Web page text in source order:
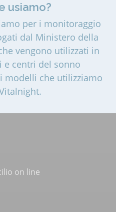
usiamo?
per i monitoraggio
dal Ministero della
vengono utilizzati in
centri del sonno
modelli che utilizziamo
on line